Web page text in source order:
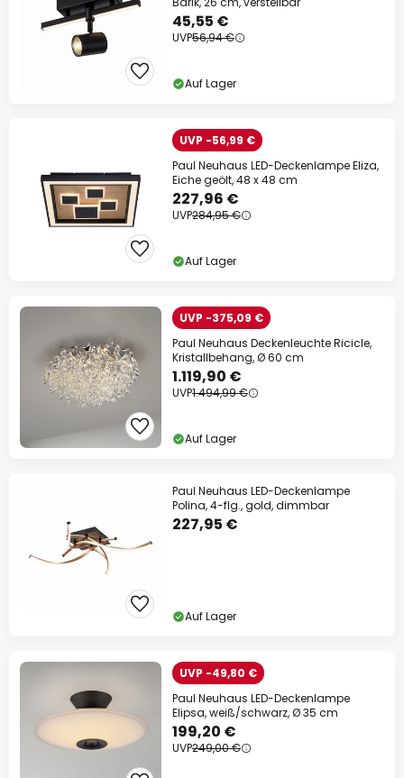
45,55 €
UVP56,94 €
Auf Lager
UVP -56,99 €
Paul Neuhaus LED-Deckenlampe Eliza,
Eiche geölt, 48 x 48 cm
227,96 €
UVP284,95 €
Auf Lager
UVP -375,09 €
Paul Neuhaus Deckenleuchte Ricicle,
Kristallbehang, Ø 60 cm
1.119,90 €
UVP1.494,99 €
Auf Lager
Paul Neuhaus LED-Deckenlampe
Polina, 4-flg., gold, dimmbar
227,95 €
Auf Lager
UVP -49,80 €
Paul Neuhaus LED-Deckenlampe
Elipsa, weiß/schwarz, Ø 35 cm
199,20 €
UVP249,00 €